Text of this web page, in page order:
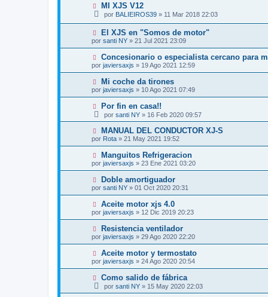
MI XJS V12
por BALIEIROS39 » 11 Mar 2018 22:03
El XJS en "Somos de motor"
por santi NY » 21 Jul 2021 23:09
Concesionario o especialista cercano para
por javiersaxjs » 19 Ago 2021 12:59
Mi coche da tirones
por javiersaxjs » 10 Ago 2021 07:49
Por fin en casa!!
por santi NY » 16 Feb 2020 09:57
MANUAL DEL CONDUCTOR XJ-S
por Rota » 21 May 2021 19:52
Manguitos Refrigeracion
por javiersaxjs » 23 Ene 2021 03:20
Doble amortiguador
por santi NY » 01 Oct 2020 20:31
Aceite motor xjs 4.0
por javiersaxjs » 12 Dic 2019 20:23
Resistencia ventilador
por javiersaxjs » 29 Ago 2020 22:20
Aceite motor y termostato
por javiersaxjs » 24 Ago 2020 20:54
Como salido de fábrica
por santi NY » 15 May 2020 22:03